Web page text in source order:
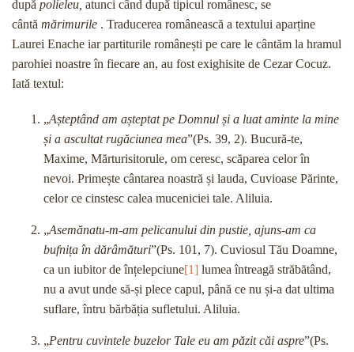
după polieleu, atunci când după tipicul românesc, se
cântă mărimurile . Traducerea românească a textului aparține
Laurei Enache iar partiturile românești pe care le cântăm la hramul
parohiei noastre în fiecare an, au fost exighisite de Cezar Cocuz.
Iată textul:
„Așteptând am așteptat pe Domnul și a luat aminte la mine
și a ascultat rugăciunea mea”(Ps. 39, 2). Bucură-te,
Maxime, Mărturisitorule, om ceresc, scăparea celor în
nevoi. Primește cântarea noastră și lauda, Cuvioase Părinte,
celor ce cinstesc calea muceniciei tale. Aliluia.
„Asemănatu-m-am pelicanului din pustie, ajuns-am ca
bufnița în dărâmături”(Ps. 101, 7). Cuviosul Tău Doamne,
ca un iubitor de înțelepciune[1] lumea întreagă străbătând,
nu a avut unde să-și plece capul, până ce nu și-a dat ultima
suflare, întru bărbăția sufletului. Aliluia.
„Pentru cuvintele buzelor Tale eu am păzit căi aspre”(Ps.